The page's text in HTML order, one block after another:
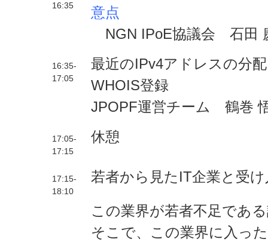
16:35
意点
NGN IPoE協議会 石田
16:35-
17:05
最近のIPv4アドレスの分
WHOIS登録
JPOPF運営チーム 鶴巻
17:05-
17:15
休憩
17:15-
18:10
若者から見たIT企業と受
この業界が若者不足であ
そこで、この業界に入っ